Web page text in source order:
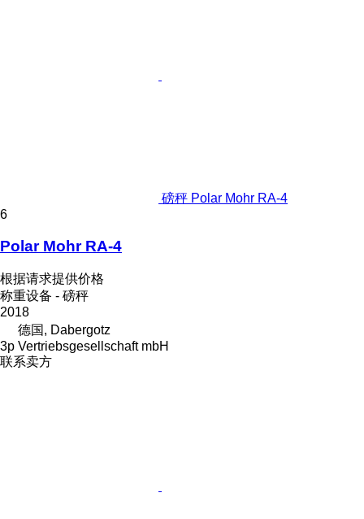
磅秤 Polar Mohr RA-4
6
Polar Mohr RA-4
根据请求提供价格
称重设备 - 磅秤
2018
德国, Dabergotz
3p Vertriebsgesellschaft mbH
联系卖方